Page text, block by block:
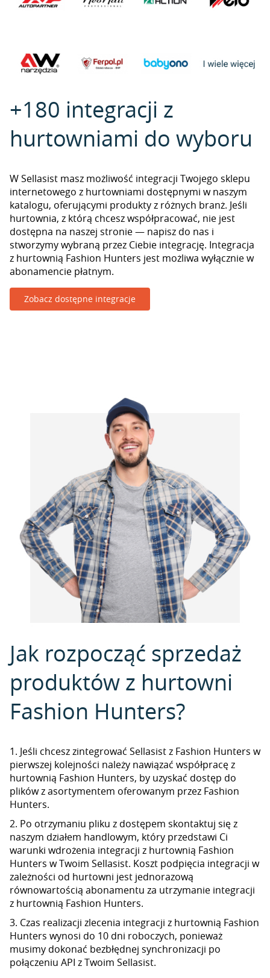
+180 integracji z
hurtowniami do wyboru
W Sellasist masz możliwość integracji Twojego sklepu
internetowego z hurtowniami dostępnymi w naszym
katalogu, oferującymi produkty z różnych branż. Jeśli
hurtownia, z którą chcesz współpracować, nie jest
dostępna na naszej stronie — napisz do nas i
stworzymy wybraną przez Ciebie integrację. Integracja
z hurtownią Fashion Hunters jest możliwa wyłącznie w
abonamencie płatnym.
Zobacz dostępne integracje
Jak rozpocząć sprzedaż
produktów z hurtowni
Fashion Hunters?
1. Jeśli chcesz zintegrować Sellasist z Fashion Hunters w
pierwszej kolejności należy nawiązać współpracę z
hurtownią Fashion Hunters, by uzyskać dostęp do
plików z asortymentem oferowanym przez Fashion
Hunters.
2. Po otrzymaniu pliku z dostępem skontaktuj się z
naszym działem handlowym, który przedstawi Ci
warunki wdrożenia integracji z hurtownią Fashion
Hunters w Twoim Sellasist. Koszt podpięcia integracji w
zależności od hurtowni jest jednorazową
równowartością abonamentu za utrzymanie integracji
z hurtownią Fashion Hunters.
3. Czas realizacji zlecenia integracji z hurtownią Fashion
Hunters wynosi do 10 dni roboczych, ponieważ
musimy dokonać bezbłędnej synchronizacji po
połączeniu API z Twoim Sellasist.